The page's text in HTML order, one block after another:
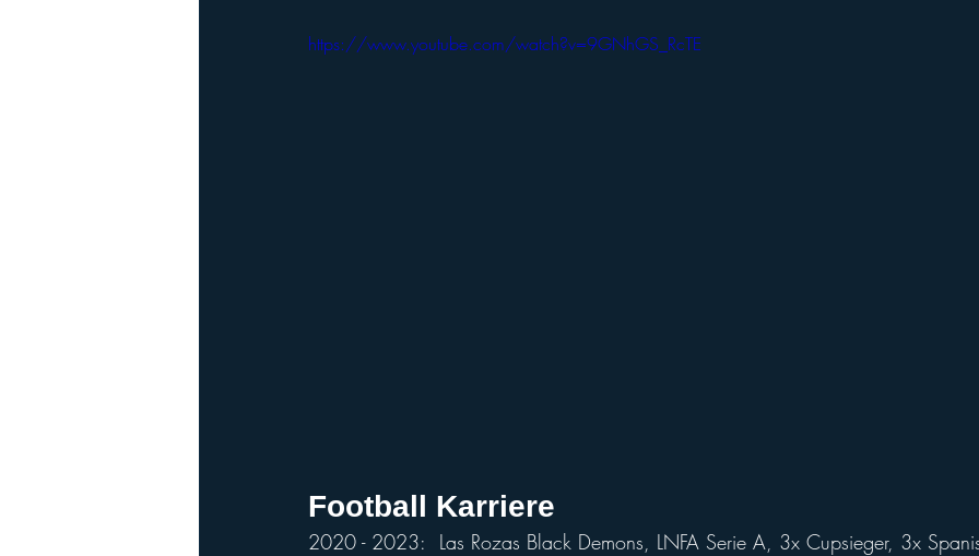
https://www.youtube.com/watch?v=9GNhGS_RcTE
Football Karriere
2020 - 2023:	Las Rozas Black Demons, LNFA Serie A, 3x Cupsieger, 3x